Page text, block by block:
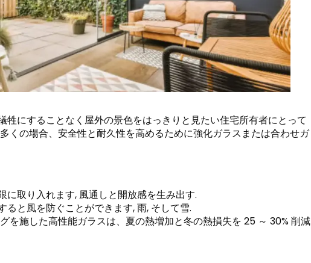
牲にすることなく屋外の景色をはっきりと見たい住宅所有者にとって
くの場合、安全性と耐久性を高めるために強化ガラスまたは合わせガ
に取り入れます, 風通しと開放感を生み出す.
ると風を防ぐことができます, 雨, そして雪.
を施した高性能ガラスは、夏の熱増加と冬の熱損失を 25 ～ 30% 削減